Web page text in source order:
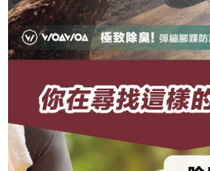
【注意事項】
１．透過由恩沛科技股份有限公司提供之「
易，需依本服務之必要範圍內提供個人資料
權轉讓予恩沛科技股份有限公司。
https://aftee.tw/terms/#terms3
３．未成年的使用者請事先徵得法定代理人
「AFTEE先享後付」，若未經同意申辦者引
任。
４．使用「AFTEE先享後付」時，將依據個
時審查核予不同之上限額度；若仍有額度不
宅配
每筆NT$100，滿NT$1,000(含以上)免
順豐